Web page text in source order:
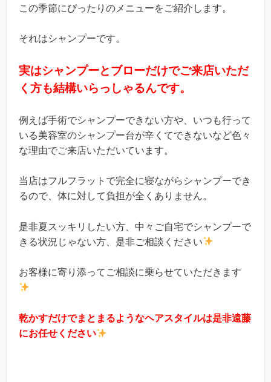
この季節にぴったりのメニューをご紹介します。
それはシャンプーです。
実はシャンプーとブローだけでご来店いただ
く方も結構いらっしゃるんです。
例えば手術でシャンプーできない方や、いつも行って
いる美容室のシャンプー台が辛くてできないなど色々
な理由でご来店いただいています。
当店はフルフラットで完全に寝ながらシャンプーでき
るので、体に対して負担が全くありません。
是非夏スッキリしたい方、中々ご自宅でシャンプーで
きる状況じゃない方、是非ご相談ください
お客様に寄り添ってご相談に乗らせていただきます
乾かすだけでまとまるようなヘアスタイルは是非遠藤
にお任せください